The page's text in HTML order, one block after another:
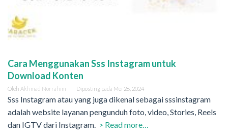
Cara Menggunakan Sss Instagram untuk
Download Konten
Oleh Akhmad Norrahim Diposting pada Mei 28, 2024
Sss Instagram atau yang juga dikenal sebagai sssinstagram
adalah website layanan pengunduh foto, video, Stories, Reels
dan IGTV dari Instagram. > Read more…